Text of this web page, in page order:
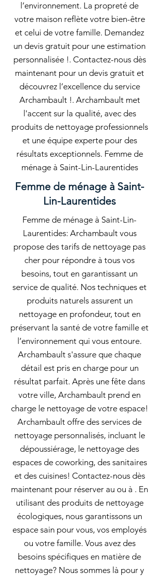
l’environnement. La propreté de
votre maison reflète votre bien-être
et celui de votre famille. Demandez
un devis gratuit pour une estimation
personnalisée !. Contactez-nous dès
maintenant pour un devis gratuit et
découvrez l’excellence du service
Archambault !. Archambault met
l'accent sur la qualité, avec des
produits de nettoyage professionnels
et une équipe experte pour des
résultats exceptionnels. Femme de
ménage à Saint-Lin-Laurentides
Femme de ménage à Saint-
Lin-Laurentides
Femme de ménage à Saint-Lin-
Laurentides: Archambault vous
propose des tarifs de nettoyage pas
cher pour répondre à tous vos
besoins, tout en garantissant un
service de qualité. Nos techniques et
produits naturels assurent un
nettoyage en profondeur, tout en
préservant la santé de votre famille et
l’environnement qui vous entoure.
Archambault s'assure que chaque
détail est pris en charge pour un
résultat parfait. Après une fête dans
votre ville, Archambault prend en
charge le nettoyage de votre espace!
Archambault offre des services de
nettoyage personnalisés, incluant le
dépoussiérage, le nettoyage des
espaces de coworking, des sanitaires
et des cuisines! Contactez-nous dès
maintenant pour réserver au ou à . En
utilisant des produits de nettoyage
écologiques, nous garantissons un
espace sain pour vous, vos employés
ou votre famille. Vous avez des
besoins spécifiques en matière de
nettoyage? Nous sommes là pour y